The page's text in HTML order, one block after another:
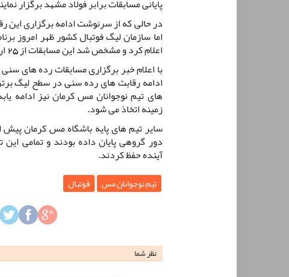
پایانی مسابقات برابر فولاد مشهد برگزار
در حالی که از سرنوشت ادامه برگزاری
اما سازمان لیگ فوتبال کشور ظهر امروز
اعلام کرد و مشخص شد این مسابقات از 25 اردیبهشت از سر گرفته می شود.
با اعلام خبر برگزاری مسابقات رده های
ادامه رقابت های رده سنی در سطح لیگ
های تیم نوجوانان مس کرمان نیز ادامه
زمینه اتخاذ می شود.
سایر تیم های پایه باشگاه مس کرمان
دور گروهی پایان داده بودند و تمامی
آینده حفظ کردند.
تیم نوجوانان مس فوتبال
نظر شما